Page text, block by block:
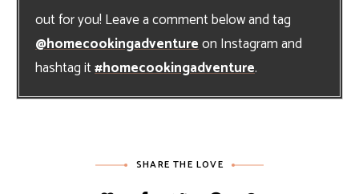
out for you! Leave a comment below and tag
@homecookingadventureon Instagram and
hashtag it#homecookingadventure.
SHARE THE LOVE